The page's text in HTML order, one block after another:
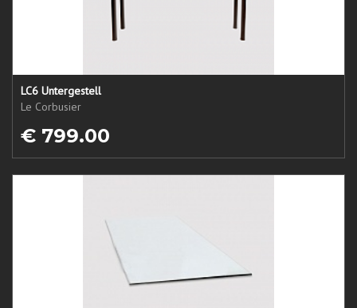
LC6 Untergestell
Le Corbusier
€ 799.00